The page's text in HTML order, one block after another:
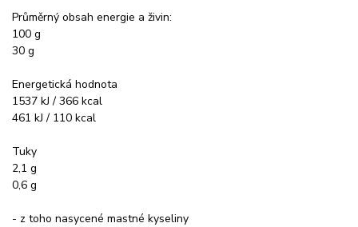
Průměrný obsah energie a živin:
100 g
30 g
Energetická hodnota
1537 kJ / 366 kcal
461 kJ / 110 kcal
Tuky
2,1 g
0,6 g
- z toho nasycené mastné kyseliny